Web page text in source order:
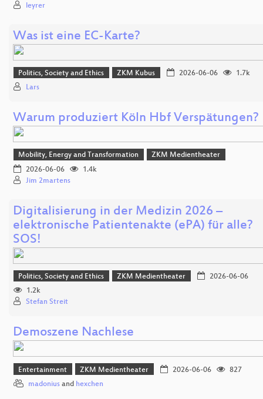
leyrer
Was ist eine EC-Karte?
Politics, Society and Ethics ZKM Kubus 2026-06-06
1.7k
Lars
Warum produziert Köln Hbf Verspätungen?
Mobility, Energy and Transformation
ZKM Medientheater
2026-06-06
1.4k
Jim 2martens
Digitalisierung in der Medizin 2026 –
elektronische Patientenakte (ePA) für alle?
SOS!
Politics, Society and Ethics ZKM Medientheater
2026-06-06
1.2k
Stefan Streit
Demoszene Nachlese
Entertainment ZKM Medientheater 2026-06-06
827
madonius and hexchen